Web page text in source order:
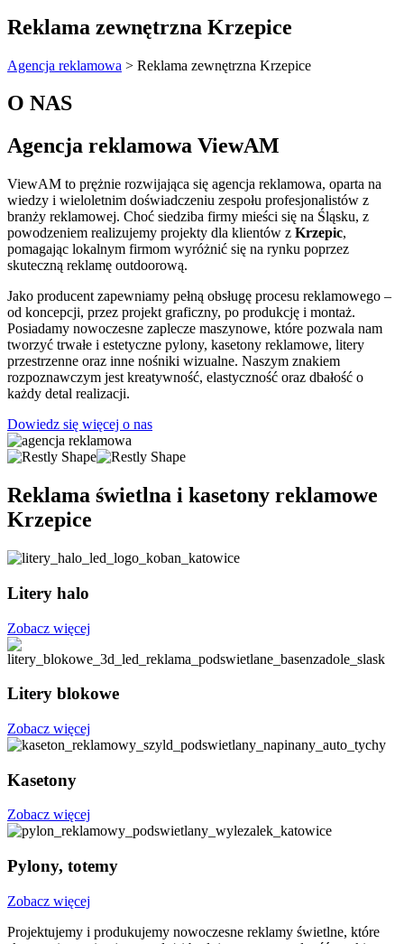
Reklama zewnętrzna Krzepice
Agencja reklamowa > Reklama zewnętrzna Krzepice
O NAS
Agencja reklamowa ViewAM
ViewAM to prężnie rozwijająca się agencja reklamowa, oparta na
wiedzy i wieloletnim doświadczeniu zespołu profesjonalistów z
branży reklamowej. Choć siedziba firmy mieści się na Śląsku, z
powodzeniem realizujemy projekty dla klientów z Krzepic,
pomagając lokalnym firmom wyróżnić się na rynku poprzez
skuteczną reklamę outdoorową.
Jako producent zapewniamy pełną obsługę procesu reklamowego –
od koncepcji, przez projekt graficzny, po produkcję i montaż.
Posiadamy nowoczesne zaplecze maszynowe, które pozwala nam
tworzyć trwałe i estetyczne pylony, kasetony reklamowe, litery
przestrzenne oraz inne nośniki wizualne. Naszym znakiem
rozpoznawczym jest kreatywność, elastyczność oraz dbałość o
każdy detal realizacji.
Dowiedz się więcej o nas
Reklama świetlna i kasetony reklamowe
Krzepice
Litery halo
Zobacz więcej
Litery blokowe
Zobacz więcej
Kasetony
Zobacz więcej
Pylony, totemy
Zobacz więcej
Projektujemy i produkujemy nowoczesne reklamy świetlne, które